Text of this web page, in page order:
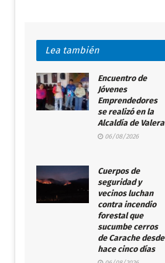
Lea también
Encuentro de
Jóvenes
Emprendedores
se realizó en la
Alcaldía de Valera
06/08/2026
Cuerpos de
seguridad y
vecinos luchan
contra incendio
forestal que
sucumbe cerros
de Carache desde
hace cinco días